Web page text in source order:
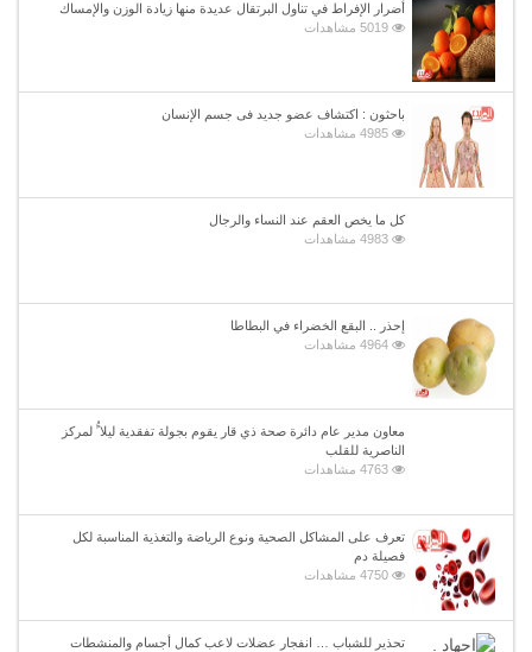
أضرار الإفراط في تناول البرتقال عديدة منها زيادة الوزن والإمساك
5019 مشاهدات
باحثون : اكتشاف عضو جديد فى جسم الإنسان
4985 مشاهدات
كل ما يخص العقم عند النساء والرجال
4983 مشاهدات
إحذر .. البقع الخضراء في البطاطا
4964 مشاهدات
معاون مدير عام دائرة صحة ذي قار يقوم بجولة تفقدية ليلا ًُ لمركز
الناصرية للقلب
4763 مشاهدات
تعرف على المشاكل الصحية ونوع الرياضة والتغذية المناسبة لكل
فصيلة دم
4750 مشاهدات
تحذير للشباب … انفجار عضلات لاعب كمال أجسام والمنشطات